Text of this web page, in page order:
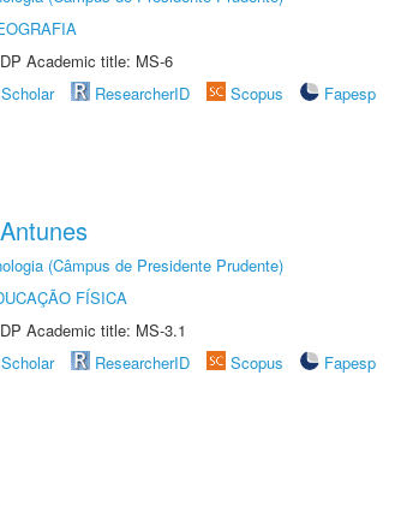
Academic title: MS-6
ResearcherID Scopus
Fapesp
(Câmpus de Presidente Prudente)
FÍSICA
Academic title: MS-3.1
ResearcherID Scopus
Fapesp